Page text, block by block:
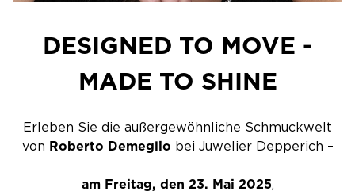
DESIGNED TO MOVE -
MADE TO SHINE
Erleben Sie die außergewöhnliche Schmuckwelt
von Roberto Demeglio bei Juwelier Depperich –
am Freitag, den 23. Mai 2025,